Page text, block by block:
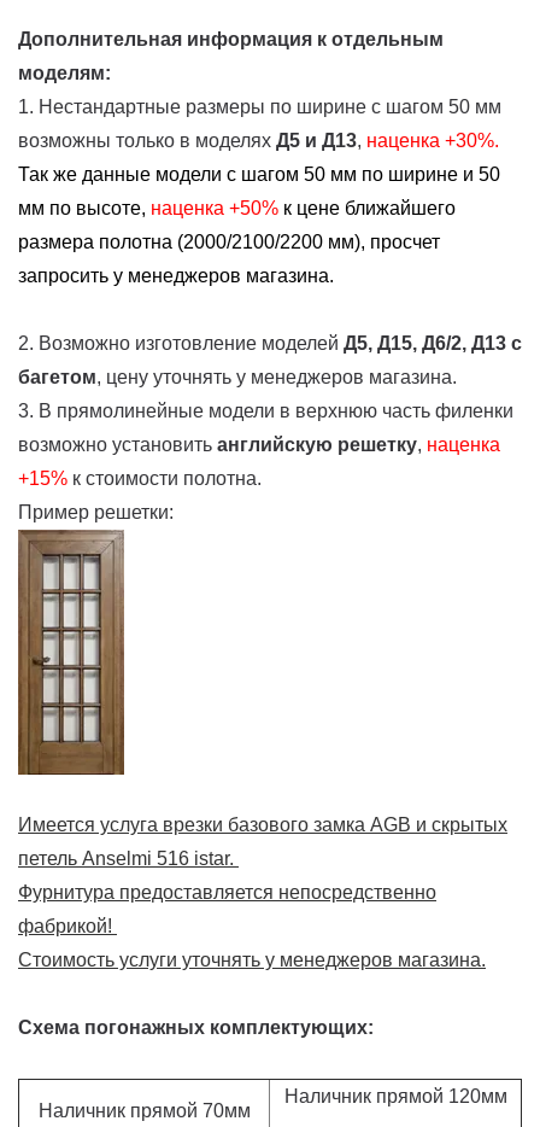
Дополнительная информация к отдельным
моделям:
1. Нестандартные размеры по ширине с шагом 50 мм
возможны только в моделях Д5 и Д13, наценка +30%.
Так же данные модели с шагом 50 мм по ширине и 50
мм по высоте, наценка +50% к цене ближайшего
размера полотна (2000/2100/2200 мм), просчет
запросить у менеджеров магазина.
2. Возможно изготовление моделей Д5, Д15, Д6/2, Д13 с
багетом, цену уточнять у менеджеров магазина.
3. В прямолинейные модели в верхнюю часть филенки
возможно установить английскую решетку, наценка
+15% к стоимости полотна.
Пример решетки:
Имеется услуга врезки базового замка AGB и скрытых
петель Anselmi 516 istar.
Фурнитура предоставляется непосредственно
фабрикой!
Стоимость услуги уточнять у менеджеров магазина.
Схема погонажных комплектующих:
Наличник прямой 70мм
Наличник прямой 120мм